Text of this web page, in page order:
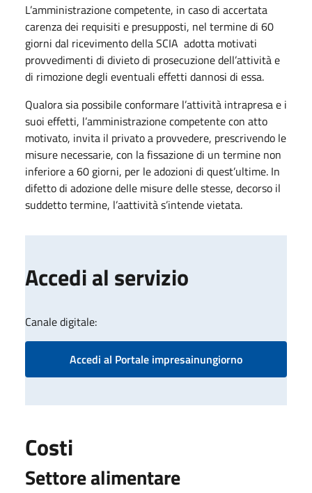
L’amministrazione competente, in caso di accertata
carenza dei requisiti e presupposti, nel termine di 60
giorni dal ricevimento della SCIA adotta motivati
provvedimenti di divieto di prosecuzione dell’attività e
di rimozione degli eventuali effetti dannosi di essa.
Qualora sia possibile conformare l’attività intrapresa e i
suoi effetti, l’amministrazione competente con atto
motivato, invita il privato a provvedere, prescrivendo le
misure necessarie, con la fissazione di un termine non
inferiore a 60 giorni, per le adozioni di quest’ultime. In
difetto di adozione delle misure delle stesse, decorso il
suddetto termine, l’a​attività​ s’intende vietata.
Accedi al servizio
Canale digitale:
Accedi al Portale impresainungiorno
Costi
Settore alimentare